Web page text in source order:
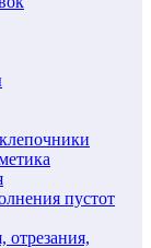
пустот